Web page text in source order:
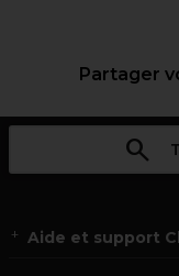
Partager
Aide et support